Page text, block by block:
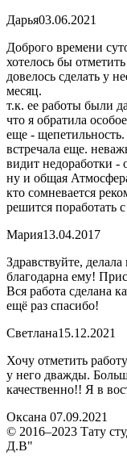
Дарья03.06.2021
Доброго времени
хотелось бы
довелось сделать у
месяц.
т.к. ее работы были
что я обратила
еще - щепетильность.
встречала еще.
видит недоработки -
ну и общая
кто сомневается
решится поработать
Мария13.04.2017
Здравствуйте,
благодарна ему!
Вся работа сделана
ещё раз спасибо!
Светлана15.12.2021
Хочу отметить
у него дважды.
качественно!! Я в
Оксана 07.09.2021
© 2016–2023 Тату
Д.В"